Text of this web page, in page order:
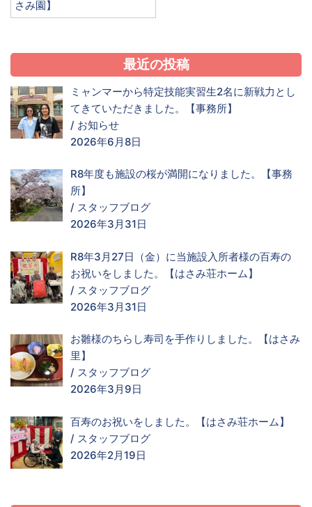
さみ園】
最近の投稿
ミャンマーから特定技能実習生2名に新戦力とし
てきていただきました。【事務所】
/ お知らせ
2026年6月8日
R8年度も施設の桜が満開になりました。【事務
所】
/ スタッフブログ
2026年3月31日
R8年3月27日（金）に当施設入所者様の百寿の
お祝いをしました。【はさみ荘ホーム】
/ スタッフブログ
2026年3月31日
お雛様のちらし寿司を手作りしました。【はさみ
里】
/ スタッフブログ
2026年3月9日
百寿のお祝いをしました。【はさみ荘ホーム】
/ スタッフブログ
2026年2月19日